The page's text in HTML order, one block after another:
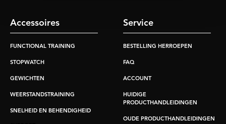
Accessoires
FUNCTIONAL TRAINING
STOPWATCH
GEWICHTEN
WEERSTANDSTRAINING
SNELHEID EN BEHENDIGHEID
Service
BESTELLING HERROEPEN
FAQ
ACCOUNT
HUIDIGE
PRODUCTHANDLEIDINGEN
OUDE PRODUCTHANDLEIDINGEN